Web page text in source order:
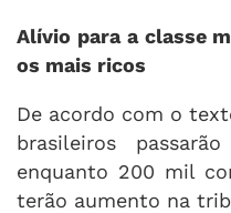
Alívio para a classe
os mais ricos
De acordo com o
brasileiros
enquanto 200 mil
terão aumento na